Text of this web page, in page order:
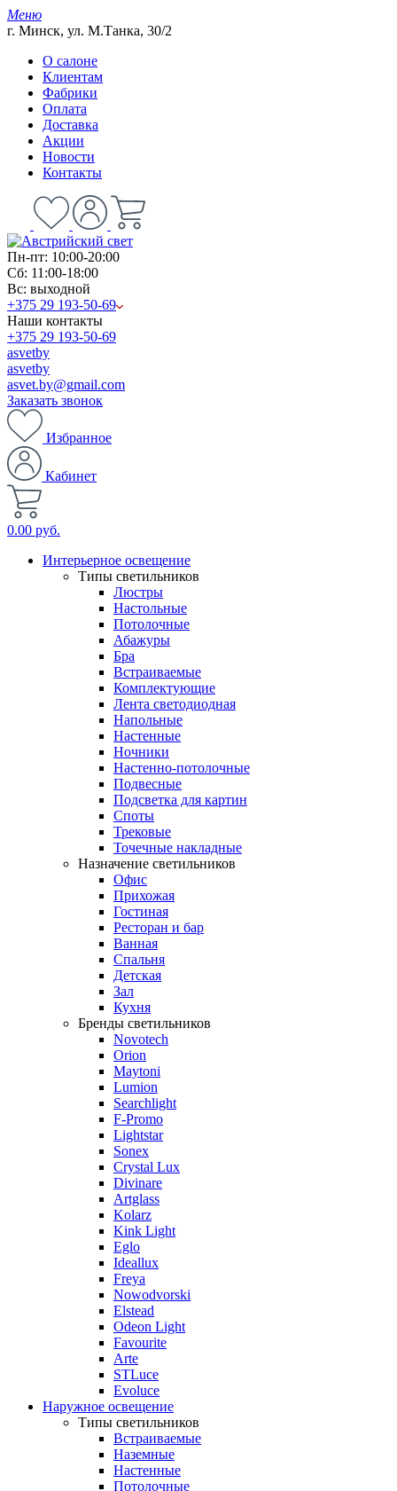
Меню
г. Минск, ул. М.Танка, 30/2
О салоне
Клиентам
Фабрики
Оплата
Доставка
Акции
Новости
Контакты
Пн-пт: 10:00-20:00
Сб: 11:00-18:00
Вс: выходной
+375 29 193-50-69
Наши контакты
+375 29 193-50-69
asvetby
asvetby
asvet.by@gmail.com
Заказать звонок
Избранное
Кабинет
0.00 руб.
Интерьерное освещение
Типы светильников
Люстры
Настольные
Потолочные
Абажуры
Бра
Встраиваемые
Комплектующие
Лента светодиодная
Напольные
Настенные
Ночники
Настенно-потолочные
Подвесные
Подсветка для картин
Споты
Трековые
Точечные накладные
Назначение светильников
Офис
Прихожая
Гостиная
Ресторан и бар
Ванная
Спальня
Детская
Зал
Кухня
Бренды светильников
Novotech
Orion
Maytoni
Lumion
Searchlight
F-Promo
Lightstar
Sonex
Crystal Lux
Divinare
Artglass
Kolarz
Kink Light
Eglo
Ideallux
Freya
Nowodvorski
Elstead
Odeon Light
Favourite
Arte
STLuce
Evoluce
Наружное освещение
Типы светильников
Встраиваемые
Наземные
Настенные
Потолочные